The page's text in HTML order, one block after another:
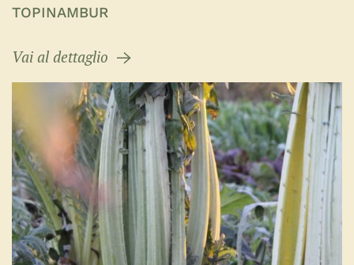
TOPINAMBUR
Vai al dettaglio